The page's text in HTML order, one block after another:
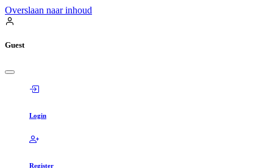
Overslaan naar inhoud
Guest
Login
Register